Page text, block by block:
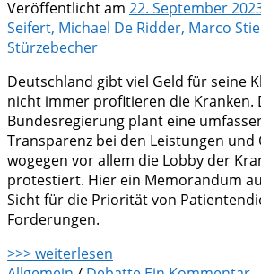
Veröffentlicht am 22. September
Seifert, Michael De Ridder, Marco
Stürzebecher
Deutschland gibt viel Geld für seine
nicht immer profitieren die Kranken.
Bundesregierung plant eine
Transparenz bei den Leistungen
wogegen vor allem die Lobby der
protestiert. Hier ein Memorandum
Sicht für die Priorität von
Forderungen.
>>> weiterlesen